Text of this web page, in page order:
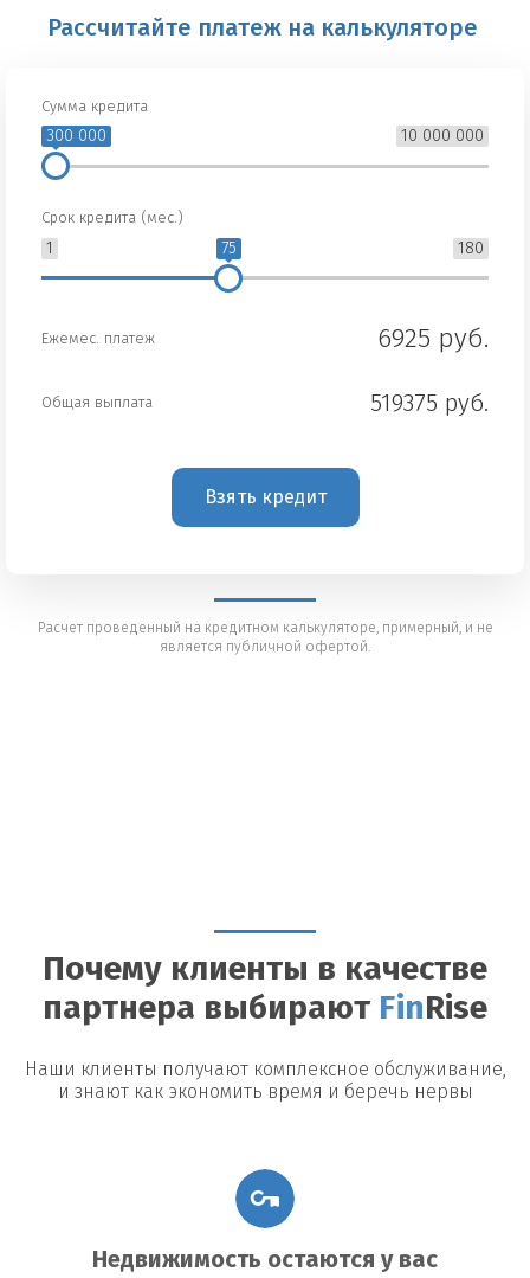
Рассчитайте платеж на калькуляторе
Сумма кредита
10 000 000
300 000
Срок кредита (мес.)
1 180
75
Ежемес. платеж 6925 руб.
Общая выплата 519375 руб.
Взять кредит
Расчет проведенный на кредитном калькуляторе, примерный, и не
является публичной офертой.
Почему клиенты в качестве
партнера выбирают Fin Rise
Наши клиенты получают комплексное обслуживание,
и знают как экономить время и беречь нервы
Недвижимость остаются у вас